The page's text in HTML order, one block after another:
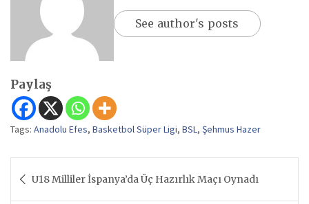
See author's posts
Paylaş
Tags: Anadolu Efes, Basketbol Süper Ligi, BSL, Şehmus Hazer
gezinmesi
U18 Milliler İspanya’da Üç Hazırlık Maçı Oynadı